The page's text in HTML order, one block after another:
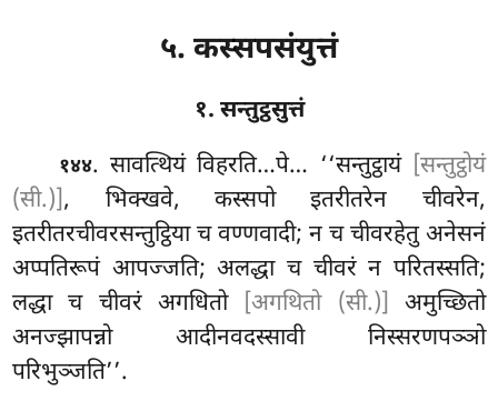
५. कस्सपसंयुत्तं
१. सन्तुट्ठसुत्तं
१४४. सावत्थियंविहरति…पे… ‘‘सन्तुट्ठायं [सन्तुट्ठोयं
(सी.)], भिक्खवे, कस्सपो इतरीतरेन चीवरेन,
इतरीतरचीवरसन्तुट्ठिया च वण्णवादी; न च चीवरहेतु अनेसनं
अप्पतिरूपं आपज्जति; अलद्धा च चीवरं न परितस्सति;
लद्धा च चीवरं अगधितो
[अगथितो (सी.)] अमुच्छितो
अनज्झापन्नो आदीनवदस्सावी निस्सरणपञ्ञो
परिभुञ्जति’’.